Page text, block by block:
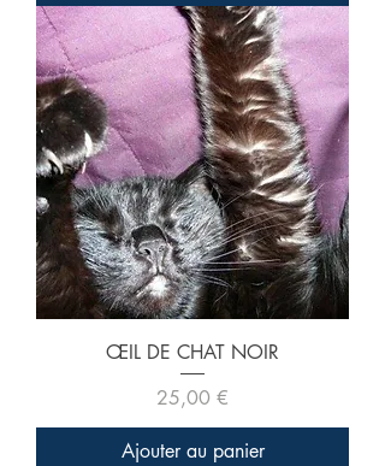
ŒIL DE CHAT NOIR
Prix
25,00 €
Ajouter au panier